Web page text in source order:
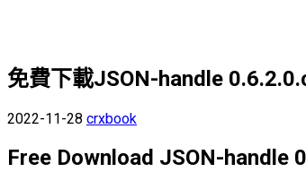
免費下載JSON-handle
2022-11-28 crxbook
Free Download JSON-handle